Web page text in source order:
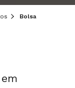
Bolsa
em